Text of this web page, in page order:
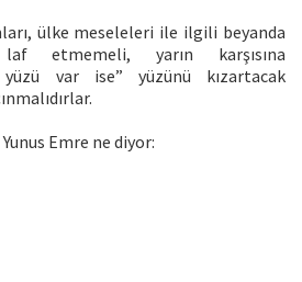
ülke meseleleri ile ilgili beyanda
etmemeli, yarın karşısına
yüzü var ise” yüzünü kızartacak
Yunus Emre ne diyor: